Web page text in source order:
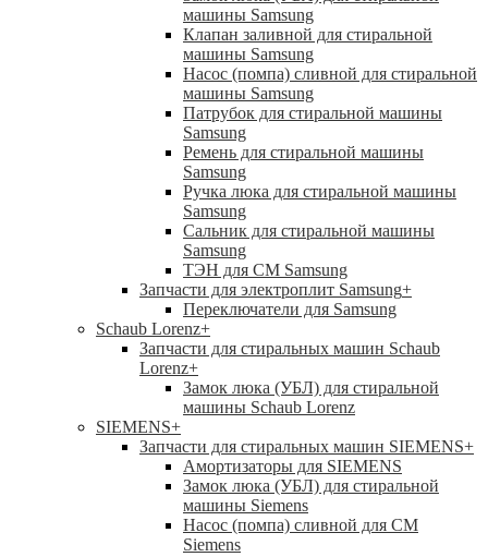
машины Samsung
Клапан заливной для стиральной
машины Samsung
Насос (помпа) сливной для стиральной
машины Samsung
Патрубок для стиральной машины
Samsung
Ремень для стиральной машины
Samsung
Ручка люка для стиральной машины
Samsung
Сальник для стиральной машины
Samsung
ТЭН для СМ Samsung
Запчасти для электроплит Samsung+
Переключатели для Samsung
Schaub Lorenz+
Запчасти для стиральных машин Schaub
Lorenz+
Замок люка (УБЛ) для стиральной
машины Schaub Lorenz
SIEMENS+
Запчасти для стиральных машин SIEMENS+
Амортизаторы для SIEMENS
Замок люка (УБЛ) для стиральной
машины Siemens
Насос (помпа) сливной для СМ
Siemens